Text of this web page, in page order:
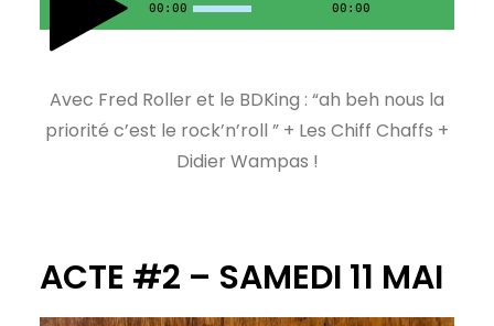
00:00 00:00
Avec Fred Roller et le BDKing : “ah beh nous la
priorité c’est le rock’n’roll ” + Les Chiff Chaffs +
Didier Wampas !
ACTE #2 – SAMEDI 11 MAI